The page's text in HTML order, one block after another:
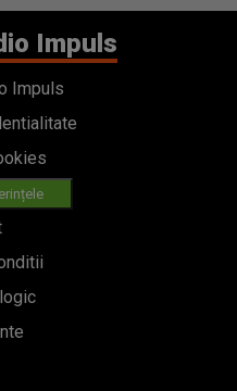
Impuls
Impuls